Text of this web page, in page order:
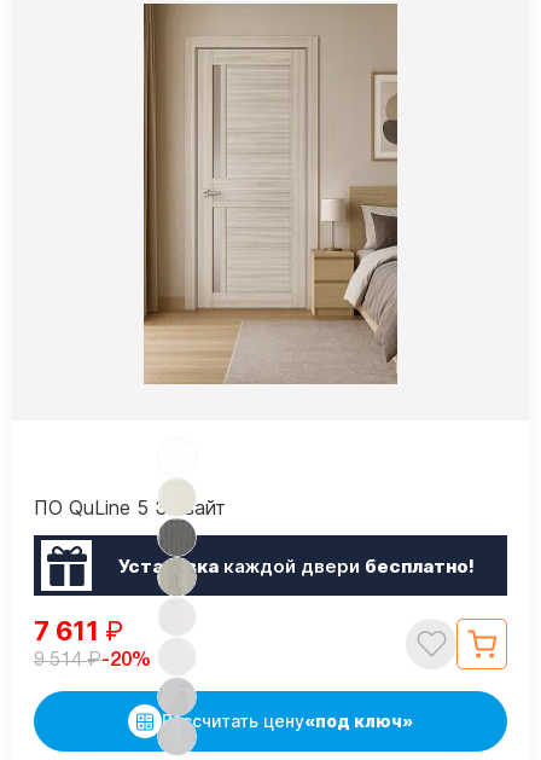
ПО QuLine 5 Эшвайт
Установкакаждой двери бесплатно!
7 611 ₽
9 514₽-20%
Рассчитать цену«под ключ»